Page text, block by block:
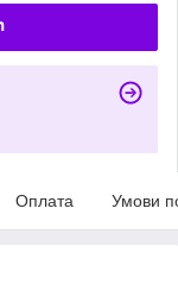
Оплата Умови